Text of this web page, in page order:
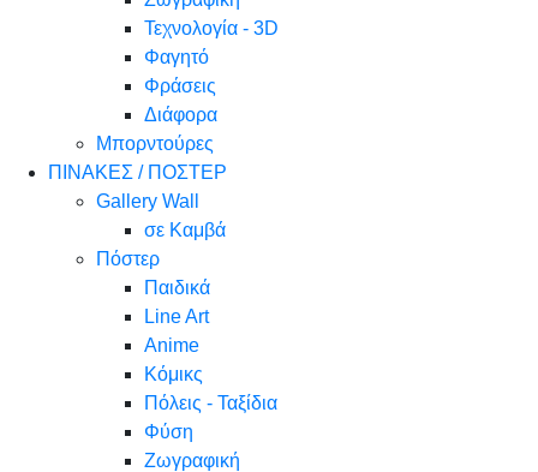
Τεχνολογία - 3D
Φαγητό
Φράσεις
Διάφορα
Μπορντούρες
ΠΙΝΑΚΕΣ / ΠΟΣΤΕΡ
Gallery Wall
σε Καμβά
Πόστερ
Παιδικά
Line Art
Anime
Κόμικς
Πόλεις - Ταξίδια
Φύση
Ζωγραφική